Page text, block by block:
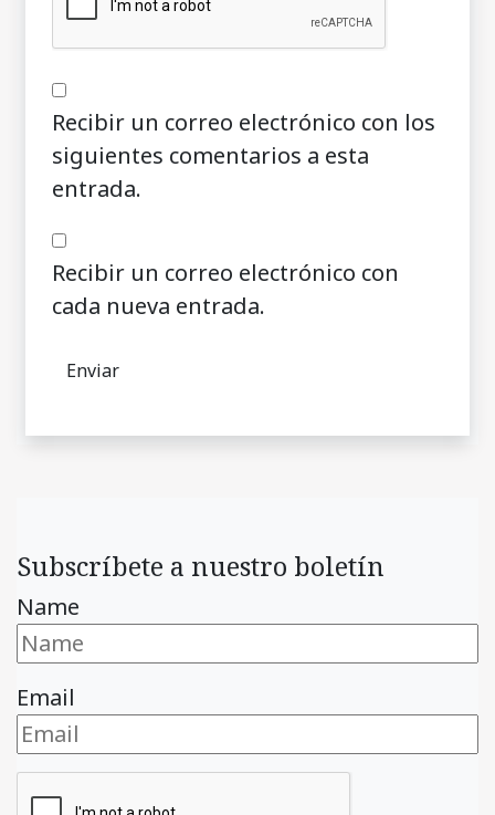
Recibir un correo electrónico con los
siguientes comentarios a esta
entrada.
Recibir un correo electrónico con
cada nueva entrada.
Subscríbete a nuestro boletín
Name
Email